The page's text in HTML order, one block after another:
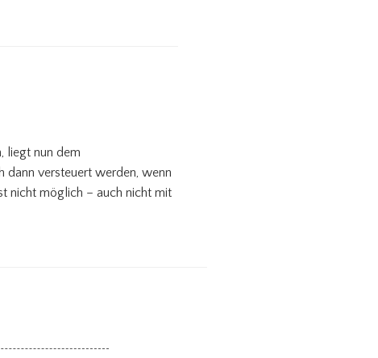
liegt nun dem
dann versteuert werden, wenn
nicht möglich – auch nicht mit